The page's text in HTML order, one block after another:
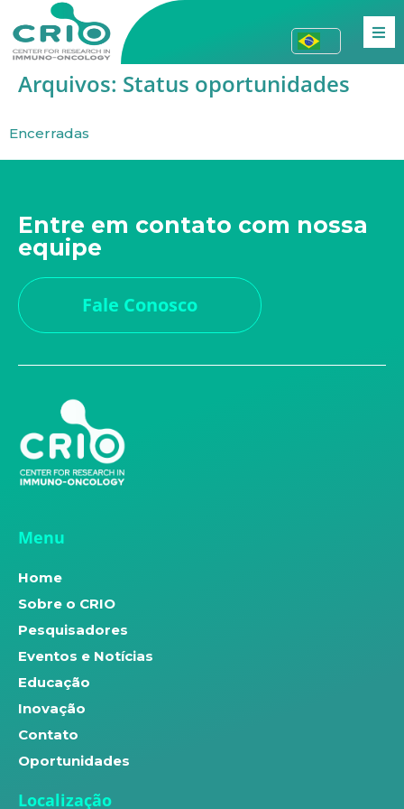
Arquivos: Status oportunidades
Encerradas
Entre em contato com nossa
equipe
Fale Conosco
Menu
Home
Sobre o CRIO
Pesquisadores
Eventos e Notícias
Educação
Inovação
Contato
Oportunidades
Localização